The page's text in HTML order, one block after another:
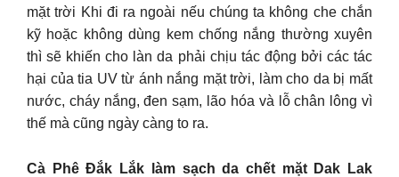
mặt trời Khi đi ra ngoài nếu chúng ta không che chắn
kỹ hoặc không dùng kem chống nắng thường xuyên
thì sẽ khiến cho làn da phải chịu tác động bởi các tác
hại của tia UV từ ánh nắng mặt trời, làm cho da bị mất
nước, cháy nắng, đen sạm, lão hóa và lỗ chân lông vì
thế mà cũng ngày càng to ra.
Cà Phê Đắk Lắk làm sạch da chết mặt Dak Lak